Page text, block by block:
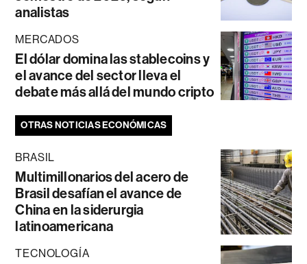
analistas
MERCADOS
El dólar domina las stablecoins y
el avance del sector lleva el
debate más allá del mundo cripto
OTRAS NOTICIAS ECONÓMICAS
BRASIL
Multimillonarios del acero de
Brasil desafían el avance de
China en la siderurgia
latinoamericana
TECNOLOGÍA